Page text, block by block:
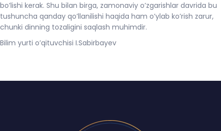
bo’lishi kerak. Shu bilan birga, zamonaviy o’zgarishlar davrida bu
tushuncha qanday qo’llanilishi haqida ham o’ylab ko’rish zarur,
chunki dinning tozaligini saqlash muhimdir.
Bilim yurti o’qituvchisi I.Sabirbayev